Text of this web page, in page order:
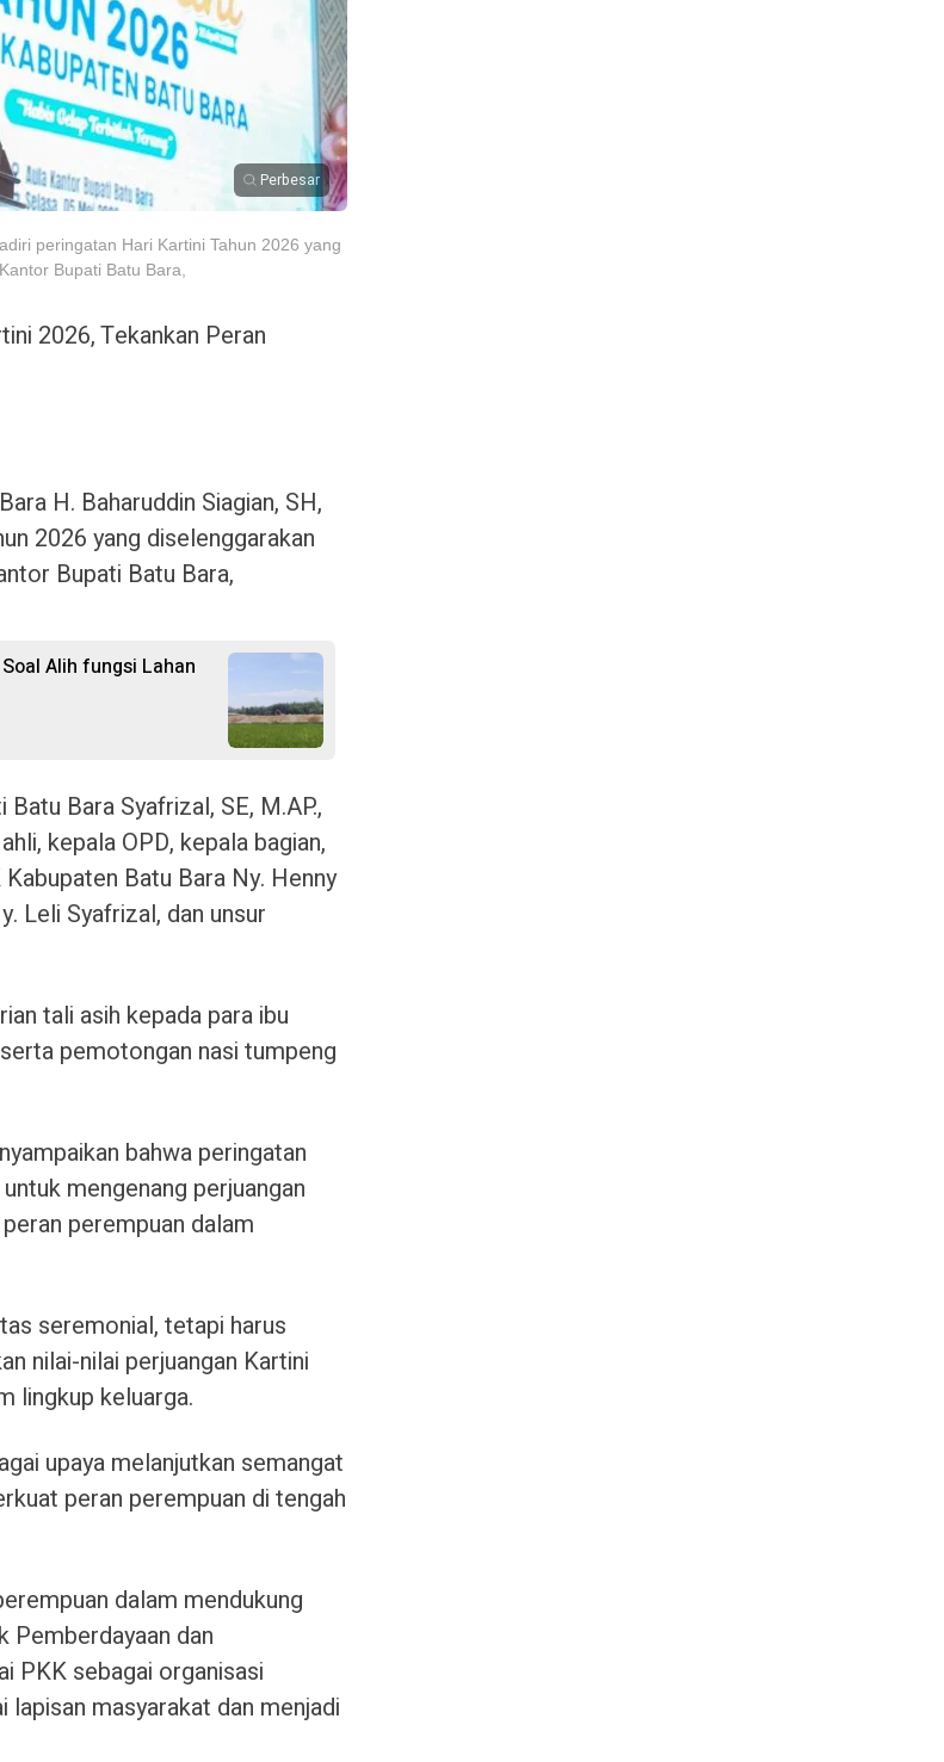
Perbesar
peringatan Hari Kartini Tahun 2026 yang
Bupati Batu Bara,
2026, Tekankan Peran
H. Baharuddin Siagian, SH,
2026 yang diselenggarakan
Bupati Batu Bara,
Alih fungsi Lahan
Bara Syafrizal, SE, M.AP.,
kepala OPD, kepala bagian,
Batu Bara Ny. Henny
Leli Syafrizal, dan unsur
tali asih kepada para ibu
pemotongan nasi tumpeng
bahwa peringatan
mengenang perjuangan
perempuan dalam
seremonial, tetapi harus
nilai-nilai perjuangan Kartini
lingkup keluarga.
upaya melanjutkan semangat
peran perempuan di tengah
dalam mendukung
Pemberdayaan dan
PKK sebagai organisasi
masyarakat dan menjadi